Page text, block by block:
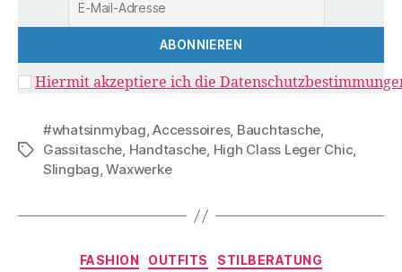
Hiermit akzeptiere ich die
Schlagwörter
#whatsinmybag,Accessoires, Bauchtasche,
Gassitasche, Handtasche, High Class Leger Chic,
Slingbag,Waxwerke
Kategorien
FASHION OUTFITS STILBERATUNG